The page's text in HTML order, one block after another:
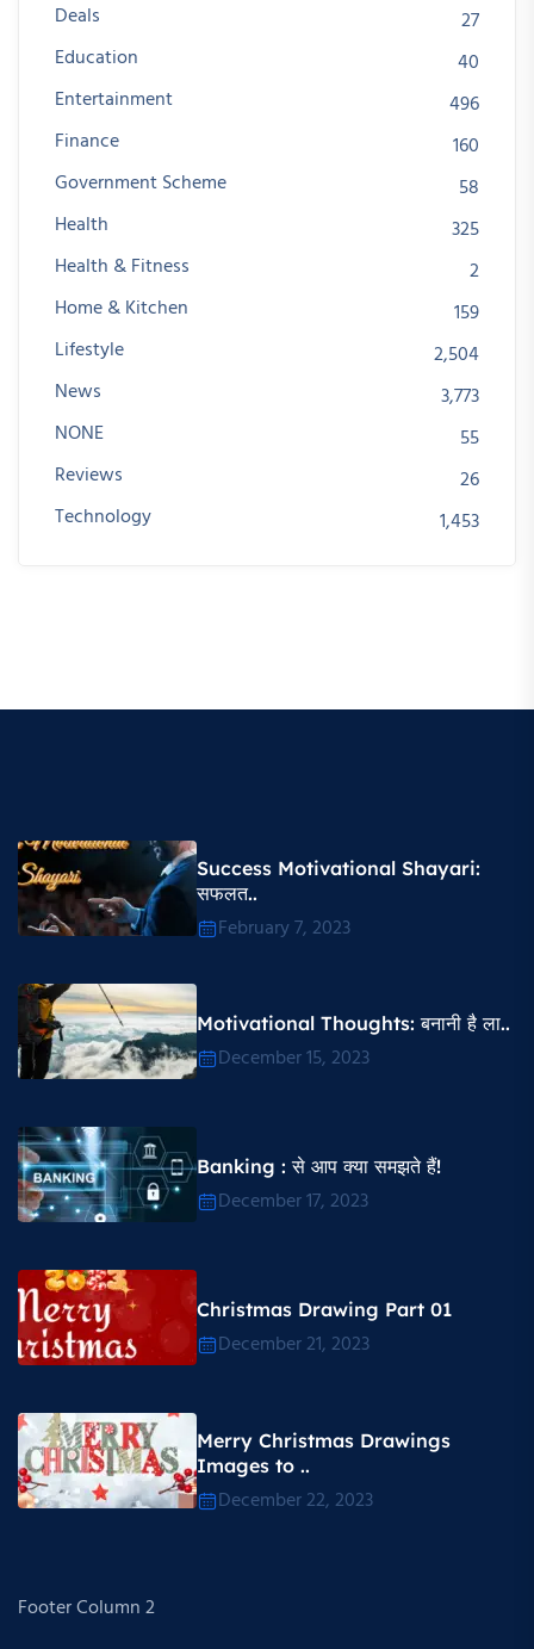
Deals
27
Education
40
Entertainment
496
Finance
160
Government Scheme
58
Health
325
Health & Fitness
2
Home & Kitchen
159
Lifestyle
2,504
News
3,773
NONE
55
Reviews
26
Technology
1,453
Success Motivational Shayari​:
सफलत..
February 7, 2023
Motivational Thoughts​: बनानी है ला..
December 15, 2023
Banking : से आप क्या समझते हैं!
December 17, 2023
Christmas Drawing Part 01
December 21, 2023
Merry Christmas Drawings
Images to ..
December 22, 2023
Footer Column 2